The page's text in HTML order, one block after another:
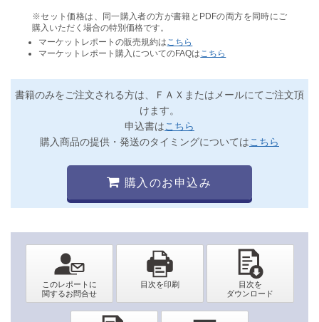
※セット価格は、同一購入者の方が書籍とPDFの両方を同時にご
購入いただく場合の特別価格です。
マーケットレポートの販売規約は こちら
マーケットレポート購入についてのFAQは こちら
書籍のみをご注文される方は、ＦＡＸまたはメールにてご注文頂
けます。
申込書はこちら
購入商品の提供・発送のタイミングについてはこちら
購入のお申込み